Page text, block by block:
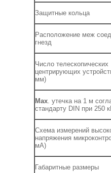
Защитные кольца
Расположение меж
гнезд
Число телескопических
центрирующих
мм)
Max. утечка на 1 м
стандарту DIN при 250
Схема измерений
напряжения
мА)
Габаритные размеры